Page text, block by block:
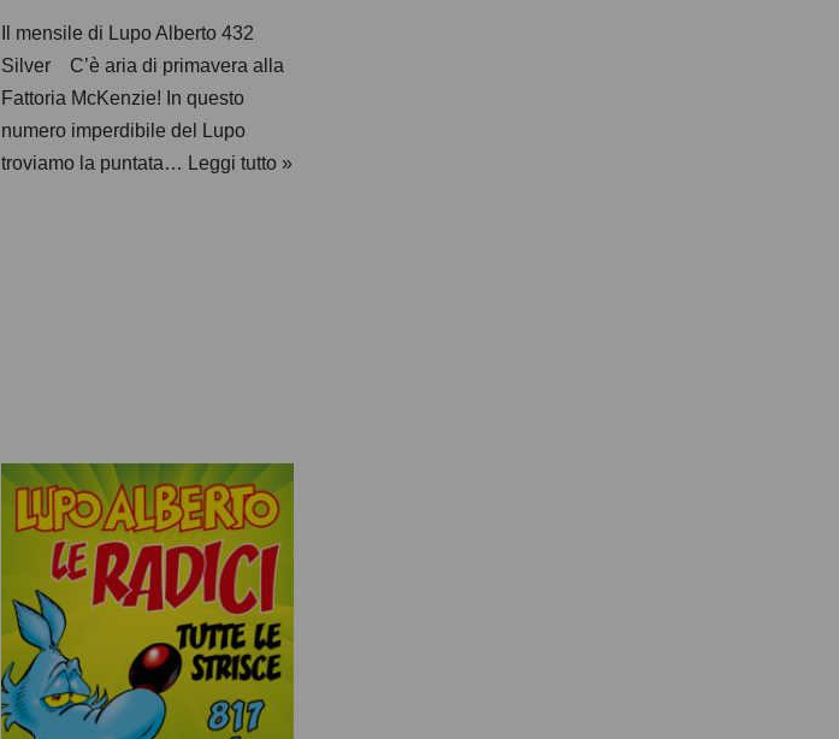
Il mensile di Lupo Alberto 432
Silver C’è aria di primavera alla
Fattoria McKenzie! In questo
numero imperdibile del Lupo
troviamo la puntata… Leggi tutto »